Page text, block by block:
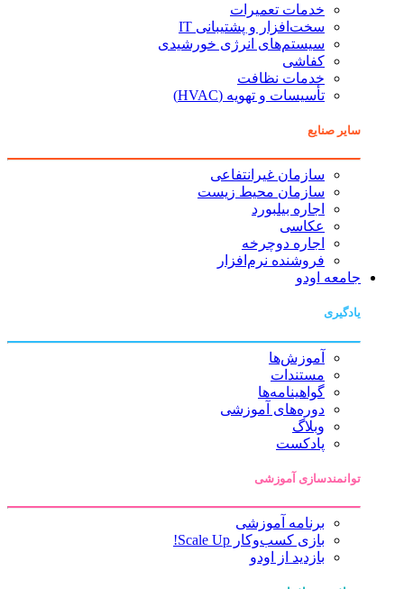
خدمات تعمیرات
سخت‌افزار و پشتیبانی IT
سیستم‌های انرژی خورشیدی
کفاشی
خدمات نظافت
تأسیسات و تهویه (HVAC)
سایر صنایع
سازمان غیرانتفاعی
سازمان محیط زیست
اجاره بیلبورد
عکاسی
اجاره دوچرخه
فروشنده نرم‌افزار
جامعه اودو
یادگیری
آموزش‌ها
مستندات
گواهینامه‌ها
دوره‌های آموزشی
وبلاگ
پادکست
توانمندسازی آموزشی
برنامه آموزشی
بازی کسب‌وکار Scale Up!
بازدید از اودو